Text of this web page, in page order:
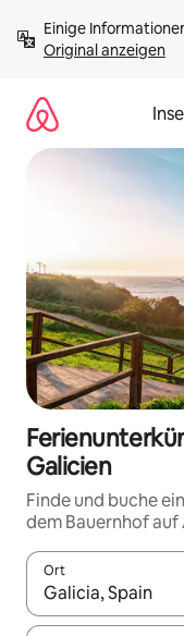
Inhalten
springenOriginal anzeigen
Galicien
Finde und buche
dem Bauernhof auf
Ort
Wenn Ergebnisse